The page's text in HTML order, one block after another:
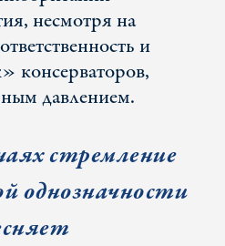
несмотря на
и
консерваторов,
давлением.
стремление
однозначности